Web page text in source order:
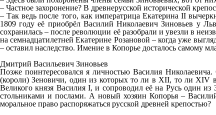
– Частное захоронение? В древнерусской исторической
– Так ведь после того, как императрица Екатерина II
1809 году её приобрёл Василий Николаевич Зиновьев у
сохранилась – после революции её разобрали и увезли в
на семнадцатилетней Екатерине Розановой – когда уже
– оставил наследство. Имение в Копорье досталось самому
Дмитрий Васильевич Зиновьев
Позже поинтересовался я личностью Василия
(короли) Зеновичи, один из которых то ли в XII, то ли XIV
Великого князя Василия I, и сопроводил её на Русь один
стольниками и послами. А новый хозяин Копорья –
моральное право распоряжаться русской древней крепостью?